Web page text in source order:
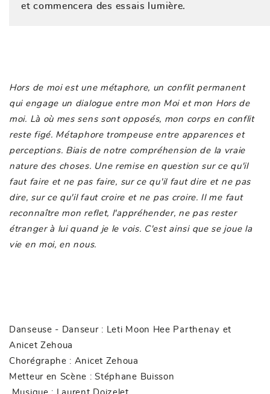
et commencera des essais lumière.
Hors de moi est une métaphore, un conflit permanent
qui engage un dialogue entre mon Moi et mon Hors de
moi. Là où mes sens sont opposés, mon corps en conflit
reste figé. Métaphore trompeuse entre apparences et
perceptions. Biais de notre compréhension de la vraie
nature des choses. Une remise en question sur ce qu'il
faut faire et ne pas faire, sur ce qu'il faut dire et ne pas
dire, sur ce qu'il faut croire et ne pas croire. Il me faut
reconnaître mon reflet, l'appréhender, ne pas rester
étranger à lui quand je le vois. C'est ainsi que se joue la
vie en moi, en nous.
Danseuse - Danseur : Leti Moon Hee Parthenay et
Anicet Zehoua
Chorégraphe : Anicet Zehoua
Metteur en Scène : Stéphane Buisson